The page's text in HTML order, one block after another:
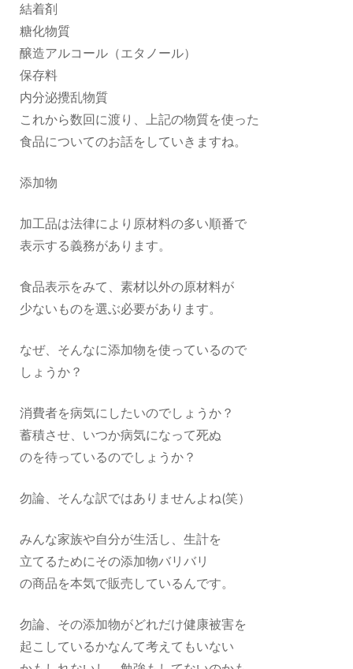
結着剤
糖化物質
醸造アルコール（エタノール）
保存料
内分泌攪乱物質
これから数回に渡り、上記の物質を使った
食品についてのお話をしていきますね。
添加物
加工品は法律により原材料の多い順番で
表示する義務があります。
食品表示をみて、素材以外の原材料が
少ないものを選ぶ必要があります。
なぜ、そんなに添加物を使っているので
しょうか？
消費者を病気にしたいのでしょうか？
蓄積させ、いつか病気になって死ぬ
のを待っているのでしょうか？
勿論、そんな訳ではありませんよね(笑）
みんな家族や自分が生活し、生計を
立てるためにその添加物バリバリ
の商品を本気で販売しているんです。
勿論、その添加物がどれだけ健康被害を
起こしているかなんて考えてもいない